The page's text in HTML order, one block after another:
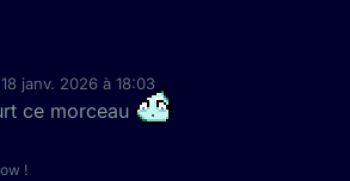
18 janv. 2026 à 18:03
par
ce morceau
!